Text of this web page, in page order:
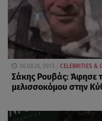
06.08.26, 09:13 CELEBRITIES &
Σάκης Ρουβάς: Άφησε
μελισσοκόμου στην